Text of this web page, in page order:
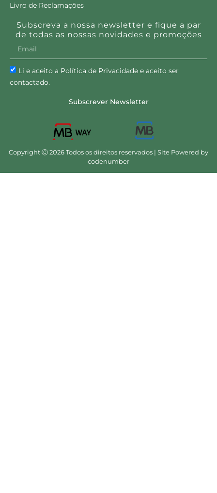
Livro de Reclamações
Subscreva a nossa newsletter e fique a par
de todas as nossas novidades e promoções
Li e aceito a Política de Privacidade e aceito ser
contactado.
Subscrever Newsletter
Copyright Ⓒ 2026 Todos os direitos reservados | Site Powered by
codenumber